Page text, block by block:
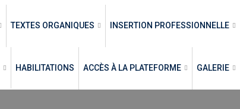
TEXTES ORGANIQUES INSERTION PROFESSIONNELLE
HABILITATIONS ACCÈS À LA PLATEFORME GALERIE